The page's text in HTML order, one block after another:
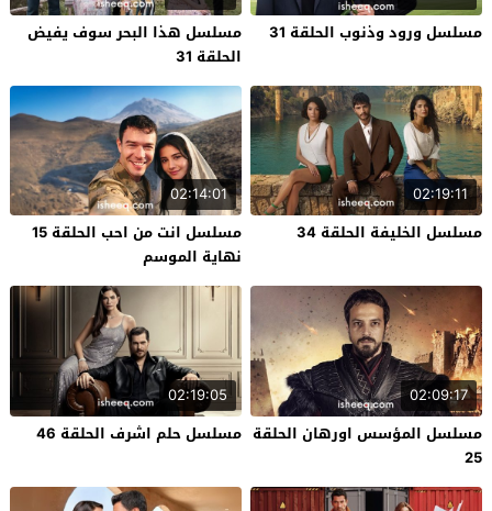
مسلسل ورود وذنوب الحلقة 31
مسلسل هذا البحر سوف يفيض
الحلقة 31
02:19:11
مسلسل الخليفة الحلقة 34
02:14:01
مسلسل انت من احب الحلقة 15
نهاية الموسم
02:09:17
مسلسل المؤسس اورهان الحلقة
25
02:19:05
مسلسل حلم اشرف الحلقة 46